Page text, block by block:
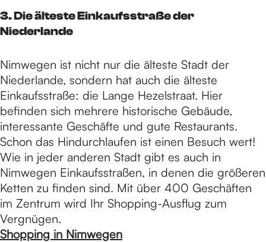
3. Die älteste Einkaufsstraße der
Niederlande
Nimwegen ist nicht nur die älteste Stadt der
Niederlande, sondern hat auch die älteste
Einkaufsstraße: die Lange Hezelstraat. Hier
befinden sich mehrere historische Gebäude,
interessante Geschäfte und gute Restaurants.
Schon das Hindurchlaufen ist einen Besuch wert!
Wie in jeder anderen Stadt gibt es auch in
Nimwegen Einkaufsstraßen, in denen die größeren
Ketten zu finden sind. Mit über 400 Geschäften
im Zentrum wird Ihr Shopping-Ausflug zum
Vergnügen.
Shopping in Nimwegen